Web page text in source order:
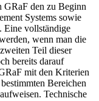
GRaF den zu Beginn
Systems sowie
Eine vollständige
wenn man die
Teil dieser
bereits darauf
mit den Kriterien
Bereichen
Technische